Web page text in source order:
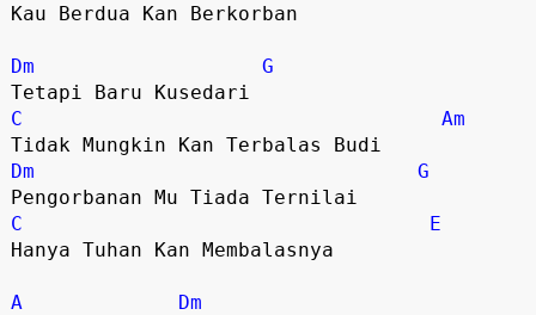
Kau Berdua Kan Berkorban
Dm
G
Tetapi Baru Kusedari
C
Am
Tidak Mungkin Kan Terbalas Budi
Dm
G
Pengorbanan Mu Tiada Ternilai
C
E
Hanya Tuhan Kan Membalasnya
A
Dm